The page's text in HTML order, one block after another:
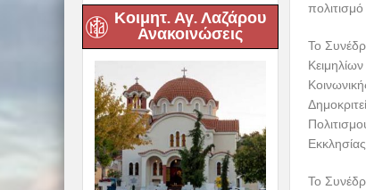
Κοιμητ. Αγ. Λαζάρου
Ανακοινώσεις
Το
Το